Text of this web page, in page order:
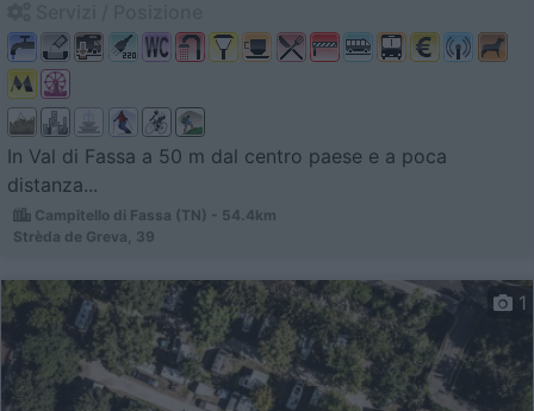
In Val di Fassa a 50 m dal centro paese e a poca
distanza...
Campitello di Fassa (TN) - 54.4km
Strèda de Greva, 39
1